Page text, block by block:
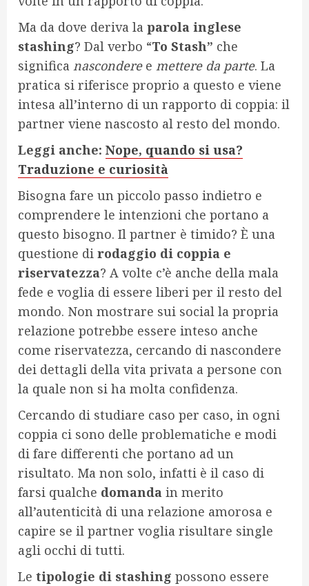
Ma da dove deriva la parola inglese
stashing? Dal verbo “To Stash” che
significa nasconderee mettere da parte. La
pratica si riferisce proprio a questo e viene
intesa all’interno di un rapporto di coppia: il
partner viene nascosto al resto del mondo.
Leggi anche: Nope, quando si usa?
Traduzione e curiosità
Bisogna fare un piccolo passo indietro e
comprendere le intenzioni che portano a
questo bisogno. Il partner è timido? È una
questione di rodaggio di coppia e
riservatezza? A volte c’è anche della mala
fede e voglia di essere liberi per il resto del
mondo. Non mostrare sui social la propria
relazione potrebbe essere inteso anche
come riservatezza, cercando di nascondere
dei dettagli della vita privata a persone con
la quale non si ha molta confidenza.
Cercando di studiare caso per caso, in ogni
coppia ci sono delle problematiche e modi
di fare differenti che portano ad un
risultato. Ma non solo, infatti è il caso di
farsi qualche domanda in merito
all’autenticità di una relazione amorosa e
capire se il partner voglia risultare single
agli occhi di tutti.
Le tipologie di stashing possono essere